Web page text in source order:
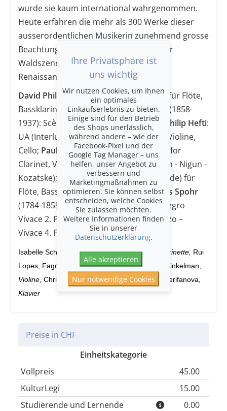
wurde sie kaum international wahrgenommen.
Heute erfahren die mehr als 300 Werke dieser
ausserordentlichen Musikerin zunehmend grosse
Beachtung und mit der Aufführung ihrer
Waldszenen tragen wir etwas zu ihrer
Renaissance bei.
David Philip Hefti(*1975): UA (Prelude) für Flöte,
Bassklarinette, Violine, Cello;Mel Bonis
(1858-
1937): Scènes de la fôret (1928);David Philip Hefti:
UA (Interlude) für Flöte, Bassklarinette, Violine,
Cello; Paul Schoenfeld(1947-2024): Trio for
Clarinet, Violin and Piano (1990; Freylakh - Nigun -
Kozatske);
David Philip Hefti : UA (Postlude) für
Flöte, Bassklarinette, Violine, Cello;Louis Spohr
(1784-1859): Septett op. 147 (1853) 1.Allegro
Vivace 2. Pastorale – Larghetto 3. Scherzo –
Vivace 4. Finale – Allegro molto
Isabelle Schnöller, Flöte, Karin Dornbusch, Klarinette, Rui
Lopes, Fagott, Flavio Barbosa,Horn,Helena Winkelman,
Violine , Christoph Dangel,Violoncello, Stefka Perifanova,
Klavier
Preise in CHF
Einheitskategorie
Vollpreis
45.00
KulturLegi
15.00
Studierende und Lernende
0.00
Ihre Privatsphäre ist
uns wichtig
Wir nutzen Cookies, um Ihnen
ein optimales
Einkaufserlebnis zu bieten.
Einige sind für den Betrieb
des Shops unerlässlich,
während andere – wie der
Facebook-Pixel und der
Google Tag Manager – uns
helfen, unser Angebot zu
verbessern und
Marketingmaßnahmen zu
optimieren. Sie können selbst
entscheiden, welche Cookies
Sie zulassen möchten.
Weitere Informationen finden
Sie in unserer
Datenschutzerklärung.
Alle akzeptieren
Nur notwendige Cookies